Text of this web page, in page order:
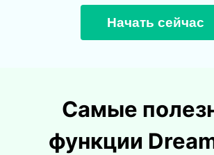
Начать сейчас
Самые
функции